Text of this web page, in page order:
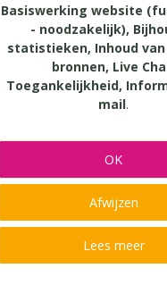
Basiswerking website
- noodzakelijk),
statistieken, Inhoud
bronnen, Live
Toegankelijkheid,
mail.
OK
Afwijzen
Lees meer